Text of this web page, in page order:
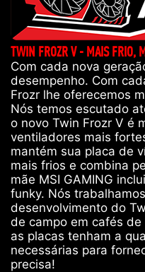
TWIN FROZR V - MAIS FRIO,
Com cada nova
desempenho. Com
Frozr lhe oferecemos
Nós temos escutado
o novo Twin Frozr V é
ventiladores mais
mantém sua placa de
mais frios e combina
mãe MSI GAMING
funky. Nós
desenvolvimento do
de campo em cafés
as placas tenham a
necessárias para
precisa!